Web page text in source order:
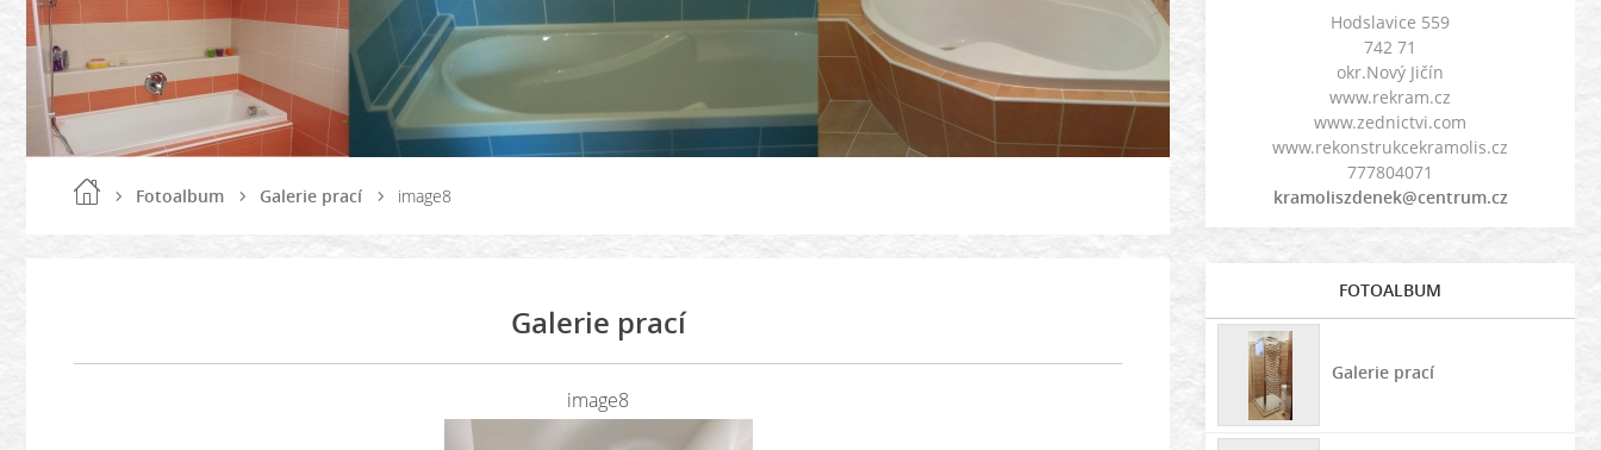
Fotoalbum Galerie prací image8
Galerie prací
image8
Hodslavice 559
742 71
okr.Nový Jičín
www.rekram.cz
www.zednictvi.com
www.rekonstrukcekramolis.cz
777804071
kramoliszdenek@centrum.cz
FOTOALBUM
Galerie prací